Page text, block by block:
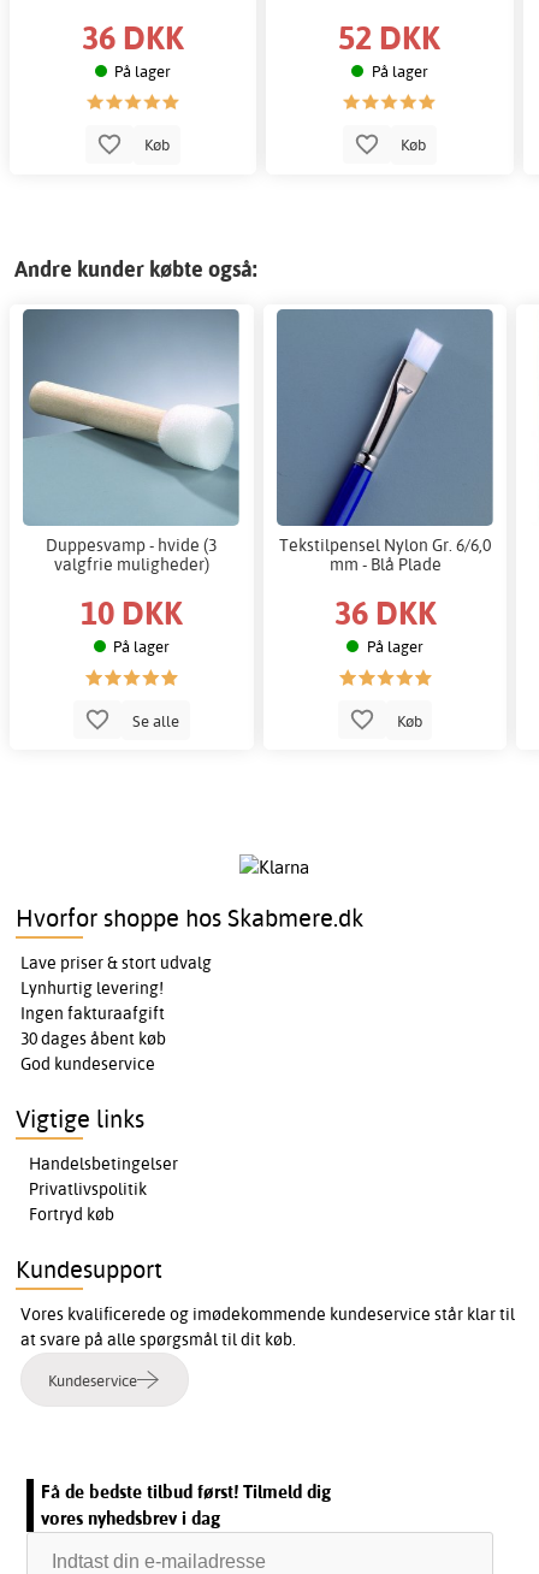
36 DKK
På lager
Køb
52 DKK
På lager
Køb
Andre kunder købte også:
Duppesvamp - hvide (3
valgfrie muligheder)
10 DKK
På lager
Se alle
Tekstilpensel Nylon Gr. 6/6,0
mm - Blå Plade
36 DKK
På lager
Køb
Hvorfor shoppe hos Skabmere.dk
Lave priser & stort udvalg
Lynhurtig levering!
Ingen fakturaafgift
30 dages åbent køb
God kundeservice
Vigtige links
Handelsbetingelser
Privatlivspolitik
Fortryd køb
Kundesupport
Vores kvalificerede og imødekommende kundeservice står klar til
at svare på alle spørgsmål til dit køb.
Kundeservice
Få de bedste tilbud først! Tilmeld dig
vores nyhedsbrev i dag